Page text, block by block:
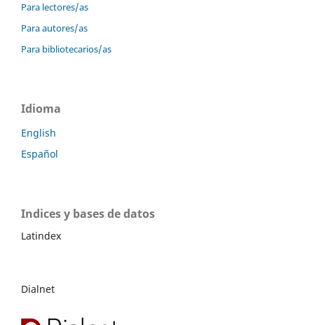
Para lectores/as
Para autores/as
Para bibliotecarios/as
Idioma
English
Español
Indices y bases de datos
Latindex
Dialnet